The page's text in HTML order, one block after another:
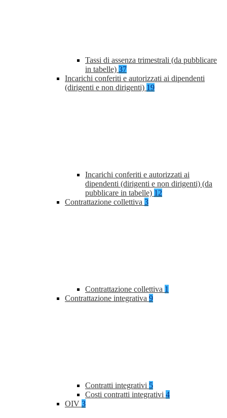
Tassi di assenza trimestrali (da pubblicare
in tabelle) 37
Incarichi conferiti e autorizzati ai dipendenti
(dirigenti e non dirigenti) 19
Incarichi conferiti e autorizzati ai
dipendenti (dirigenti e non dirigenti) (da
pubblicare in tabelle) 12
Contrattazione collettiva 3
Contrattazione collettiva 1
Contrattazione integrativa 9
Contratti integrativi 5
Costi contratti integrativi 4
OIV 3